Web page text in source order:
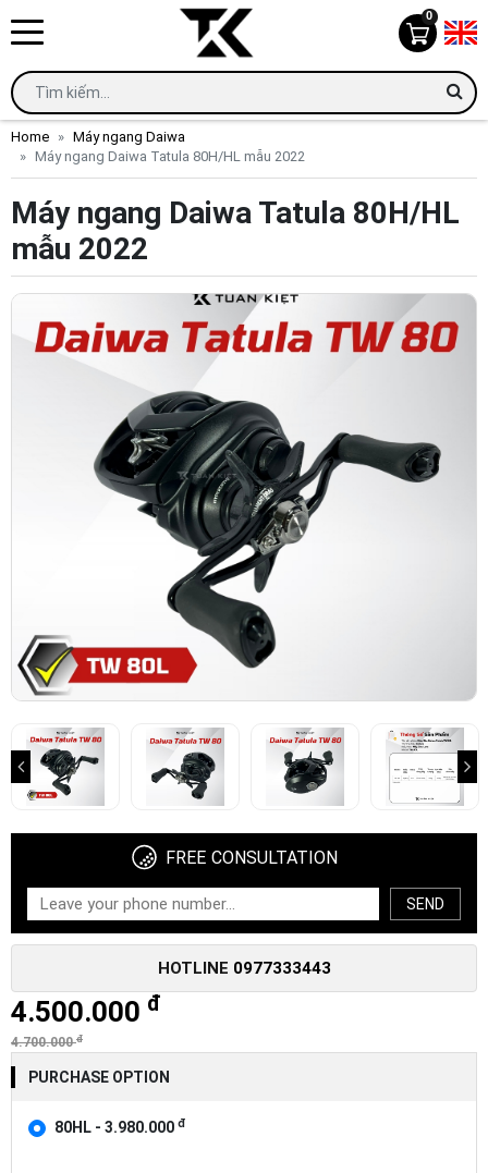
0
Home
Máy ngang Daiwa
Máy ngang Daiwa Tatula 80H/HL mẫu 2022
Máy ngang Daiwa Tatula 80H/HL
mẫu 2022
FREE CONSULTATION
SEND
HOTLINE 0977333443
4.500.000 đ
4.700.000đ
PURCHASE OPTION
80HL - 3.980.000 đ